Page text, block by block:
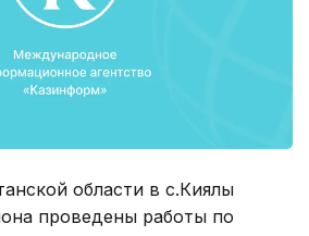
области в с.Киялы
проведены работы по